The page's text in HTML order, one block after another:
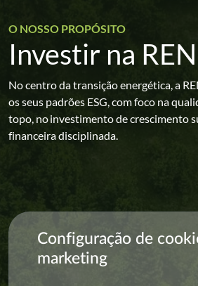
O NOSSO PROPÓSITO
Investir na REN
No centro da transição energética, a
os seus padrões ESG, com foco na
topo, no investimento de crescimento
financeira disciplinada.
Configuração de
marketing